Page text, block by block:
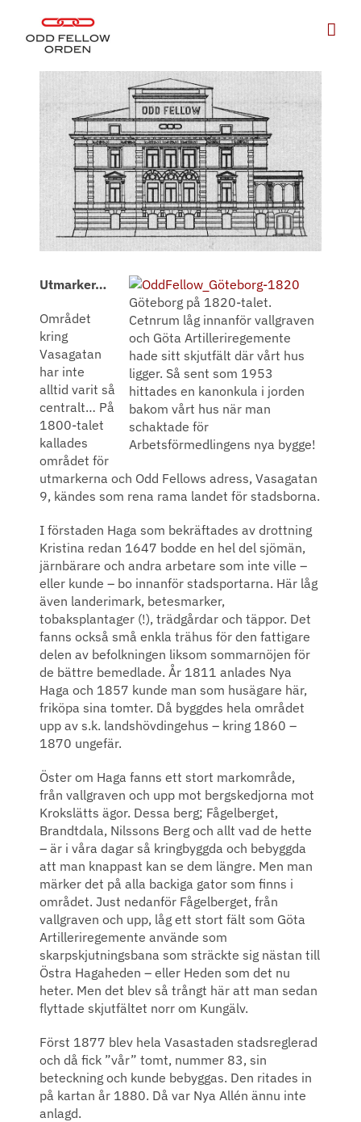
innehållet
Göteborg på 1820-talet.
Cetnrum låg innanför vallgraven
och Göta Artilleriregemente
hade sitt skjutfält där vårt hus
ligger. Så sent som 1953
hittades en kanonkula i jorden
bakom vårt hus när man
schaktade för
Arbetsförmedlingens nya bygge!
Utmarker…
Området
kring
Vasagatan
har inte
alltid varit så
centralt… På
1800-talet
kallades
området för
utmarkerna och Odd Fellows adress, Vasagatan
9, kändes som rena rama landet för stadsborna.
I förstaden Haga som bekräftades av drottning
Kristina redan 1647 bodde en hel del sjömän,
järnbärare och andra arbetare som inte ville –
eller kunde – bo innanför stadsportarna. Här låg
även landerimark, betesmarker,
tobaksplantager (!), trädgårdar och täppor. Det
fanns också små enkla trähus för den fattigare
delen av befolkningen liksom sommarnöjen för
de bättre bemedlade. År 1811 anlades Nya
Haga och 1857 kunde man som husägare här,
friköpa sina tomter. Då byggdes hela området
upp av s.k. landshövdingehus – kring 1860 –
1870 ungefär.
Öster om Haga fanns ett stort markområde,
från vallgraven och upp mot bergskedjorna mot
Krokslätts ägor. Dessa berg; Fågelberget,
Brandtdala, Nilssons Berg och allt vad de hette
– är i våra dagar så kringbyggda och bebyggda
att man knappast kan se dem längre. Men man
märker det på alla backiga gator som finns i
området. Just nedanför Fågelberget, från
vallgraven och upp, låg ett stort fält som Göta
Artilleriregemente använde som
skarpskjutningsbana som sträckte sig nästan till
Östra Hagaheden – eller Heden som det nu
heter. Men det blev så trångt här att man sedan
flyttade skjutfältet norr om Kungälv.
Först 1877 blev hela Vasastaden stadsreglerad
och då fick ”vår” tomt, nummer 83, sin
beteckning och kunde bebyggas. Den ritades in
på kartan år 1880. Då var Nya Allén ännu inte
anlagd.